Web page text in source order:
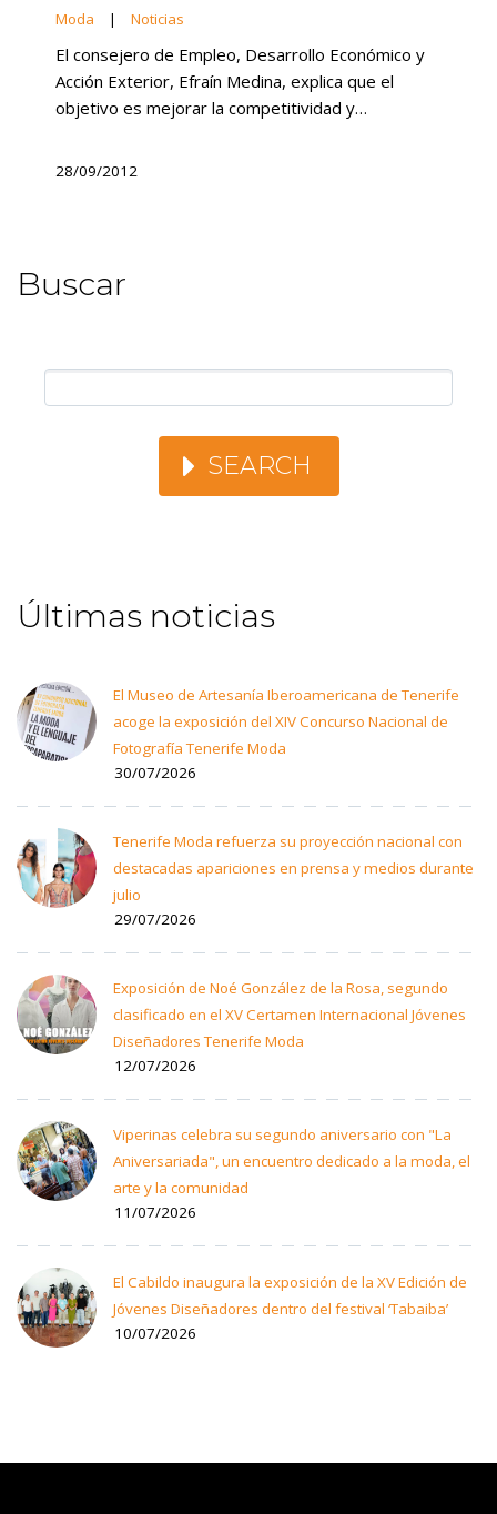
Moda | Noticias
El consejero de Empleo, Desarrollo Económico y
Acción Exterior, Efraín Medina, explica que el
objetivo es mejorar la competitividad y…
28/09/2012
Buscar
SEARCH
Últimas noticias
El Museo de Artesanía Iberoamericana de Tenerife
acoge la exposición del XIV Concurso Nacional de
Fotografía Tenerife Moda
30/07/2026
Tenerife Moda refuerza su proyección nacional con
destacadas apariciones en prensa y medios durante
julio
29/07/2026
Exposición de Noé González de la Rosa, segundo
clasificado en el XV Certamen Internacional Jóvenes
Diseñadores Tenerife Moda
12/07/2026
Viperinas celebra su segundo aniversario con "La
Aniversariada", un encuentro dedicado a la moda, el
arte y la comunidad
11/07/2026
El Cabildo inaugura la exposición de la XV Edición de
Jóvenes Diseñadores dentro del festival ‘Tabaiba’
10/07/2026